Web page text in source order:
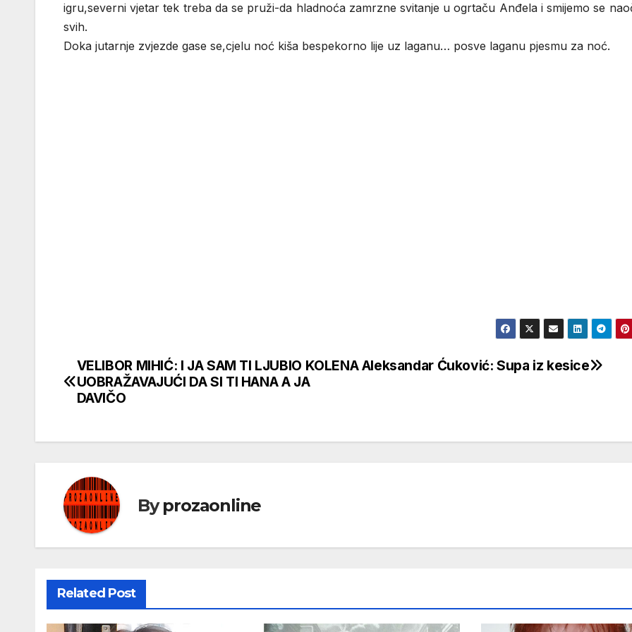
igru,severni vjetar tek treba da se pruži-da hladnoća zamrzne svitanje u ogrtaču Anđela i smijemo se
svih.
Doka jutarnje zvjezde gase se,cjelu noć kiša bespekorno lije uz laganu… posve laganu pjesmu za noć.
Кретање
чланка
Aleksandar Ćuković: Supa iz kesice
VELIBOR MIHIĆ: I JA SAM TI LJUBIO KOLENA
UOBRAŽAVAJUĆI DA SI TI HANA A JA
DAVIČO
Byprozaonline
Related Post